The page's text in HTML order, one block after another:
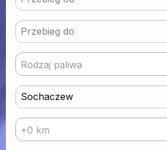
Rodzaj paliwa
+0 km